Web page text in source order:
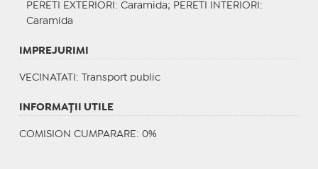
PERETI EXTERIORI : Caramida; PERETI INTERIORI :
Caramida
IMPREJURIMI
VECINATATI : Transport public
INFORMAŢII UTILE
COMISION CUMPARARE: 0%